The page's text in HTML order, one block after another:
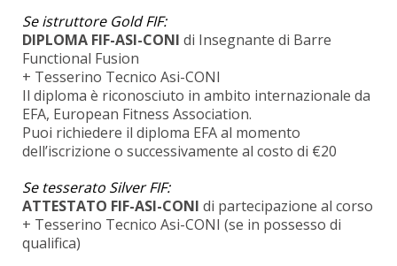
Se istruttore Gold FIF:
DIPLOMA FIF-ASI-CONI di Insegnante di Barre
Functional Fusion
+ Tesserino Tecnico Asi-CONI
Il diploma è riconosciuto in ambito internazionale da
EFA, European Fitness Association.
Puoi richiedere il diploma EFA al momento
dell’iscrizione o successivamente al costo di €20
Se tesserato Silver FIF:
ATTESTATO FIF-ASI-CONI di partecipazione al corso
+ Tesserino Tecnico Asi-CONI (se in possesso di
qualifica)